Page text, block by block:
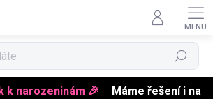
k narozeninám 🎉
Máme řešení i na
Hledat